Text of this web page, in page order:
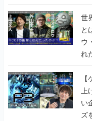
世
と
ウ
れ
画
上
い
ズ